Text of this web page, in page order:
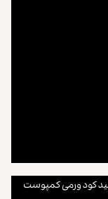
کود ورمی کمپوست